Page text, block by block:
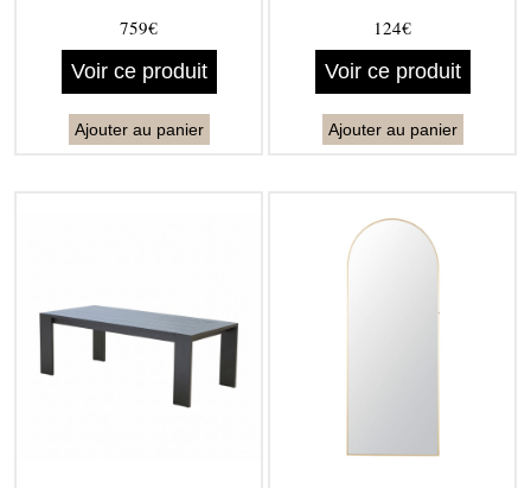
759€
Voir ce produit
Ajouter au panier
124€
Voir ce produit
Ajouter au panier